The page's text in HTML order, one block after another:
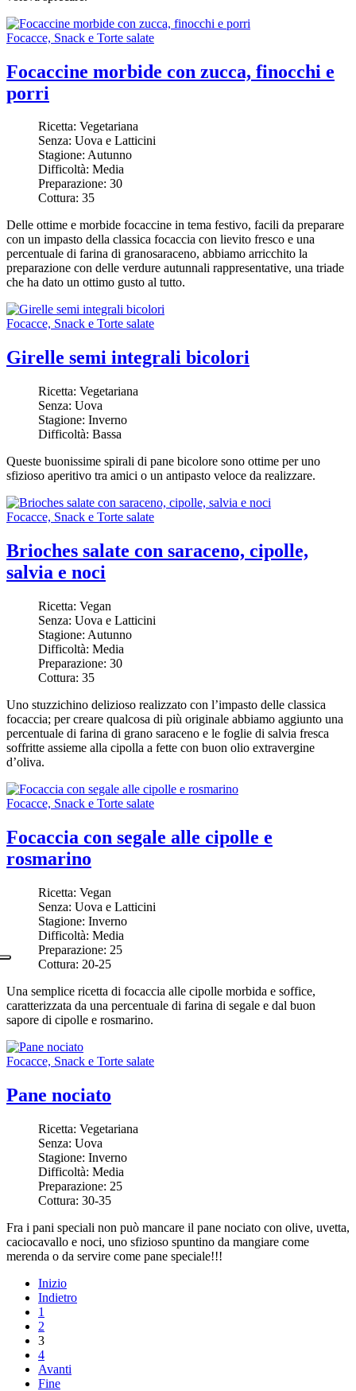
Focacce, Snack e Torte salate
Focaccine morbide con zucca, finocchi e
porri
Ricetta: Vegetariana
Senza: Uova e Latticini
Stagione: Autunno
Difficoltà: Media
Preparazione: 30
Cottura: 35
Delle ottime e morbide focaccine in tema festivo, facili da preparare
con un impasto della classica focaccia con lievito fresco e una
percentuale di farina di granosaraceno, abbiamo arricchito la
preparazione con delle verdure autunnali rappresentative, una triade
che ha dato un ottimo gusto al tutto.
Focacce, Snack e Torte salate
Girelle semi integrali bicolori
Ricetta: Vegetariana
Senza: Uova
Stagione: Inverno
Difficoltà: Bassa
Queste buonissime spirali di pane bicolore sono ottime per uno
sfizioso aperitivo tra amici o un antipasto veloce da realizzare.
Focacce, Snack e Torte salate
Brioches salate con saraceno, cipolle,
salvia e noci
Ricetta: Vegan
Senza: Uova e Latticini
Stagione: Autunno
Difficoltà: Media
Preparazione: 30
Cottura: 35
Uno stuzzichino delizioso realizzato con l’impasto delle classica
focaccia; per creare qualcosa di più originale abbiamo aggiunto una
percentuale di farina di grano saraceno e le foglie di salvia fresca
soffritte assieme alla cipolla a fette con buon olio extravergine
d’oliva.
Focacce, Snack e Torte salate
Focaccia con segale alle cipolle e
rosmarino
Ricetta: Vegan
Senza: Uova e Latticini
Stagione: Inverno
Difficoltà: Media
Preparazione: 25
Cottura: 20-25
Una semplice ricetta di focaccia alle cipolle morbida e soffice,
caratterizzata da una percentuale di farina di segale e dal buon
sapore di cipolle e rosmarino.
Focacce, Snack e Torte salate
Pane nociato
Ricetta: Vegetariana
Senza: Uova
Stagione: Inverno
Difficoltà: Media
Preparazione: 25
Cottura: 30-35
Fra i pani speciali non può mancare il pane nociato con olive, uvetta,
caciocavallo e noci, uno sfizioso spuntino da mangiare come
merenda o da servire come pane speciale!!!
Inizio
Indietro
1
2
3
4
Avanti
Fine